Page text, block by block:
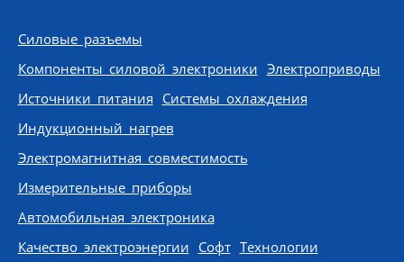
Skip to content
Силовые разъемы
Компоненты силовой электроники Электроприводы
Источники питания Системы охлаждения
Индукционный нагрев
Электромагнитная совместимость
Измерительные приборы
Автомобильная электроника
Качество электроэнергии Софт Технологии